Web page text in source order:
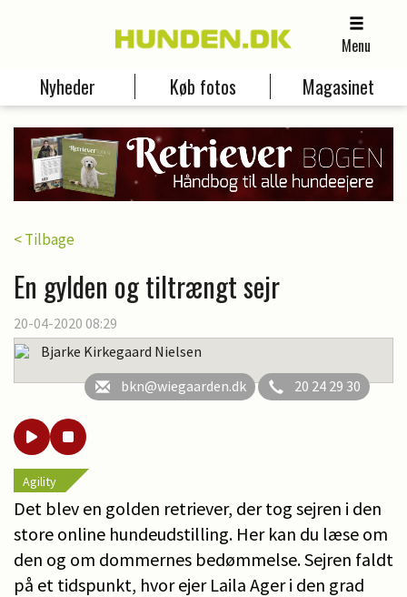
Menu
Nyheder Køb fotos Magasinet
< Tilbage
En gylden og tiltrængt sejr
20-04-2020 08:29
Bjarke Kirkegaard Nielsen
bkn@wiegaarden.dk
20 24 29 30
Agility
Det blev en golden retriever, der tog sejren i den
store online hundeudstilling. Her kan du læse om
den og om dommernes bedømmelse. Sejren faldt
på et tidspunkt, hvor ejer Laila Ager i den grad